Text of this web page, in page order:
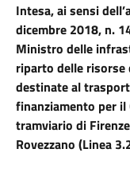
Intesa, ai sensi
dicembre 2018, n.
Ministro delle
riparto delle risorse
destinate al
finanziamento per il
tramviario di
Rovezzano (Linea